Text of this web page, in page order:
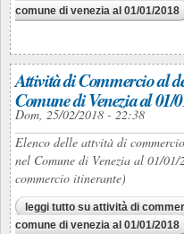
comune di venezia al 01/01/2018
Attività di Commercio al
Comune di Venezia al 01/
Dom, 25/02/2018 - 22:38
Elenco delle attvità di
nel Comune di Venezia al 01/
commercio itinerante)
leggi tutto su attività di
comune di venezia al 01/01/2018